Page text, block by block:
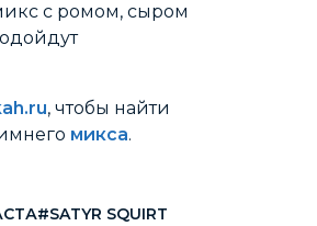
с ромом, сыром
, чтобы найти
микса.
#SATYR SQUIRT